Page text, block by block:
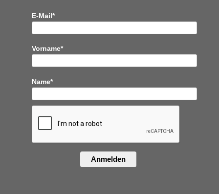
E-Mail*
Vorname*
Name*
Anmelden